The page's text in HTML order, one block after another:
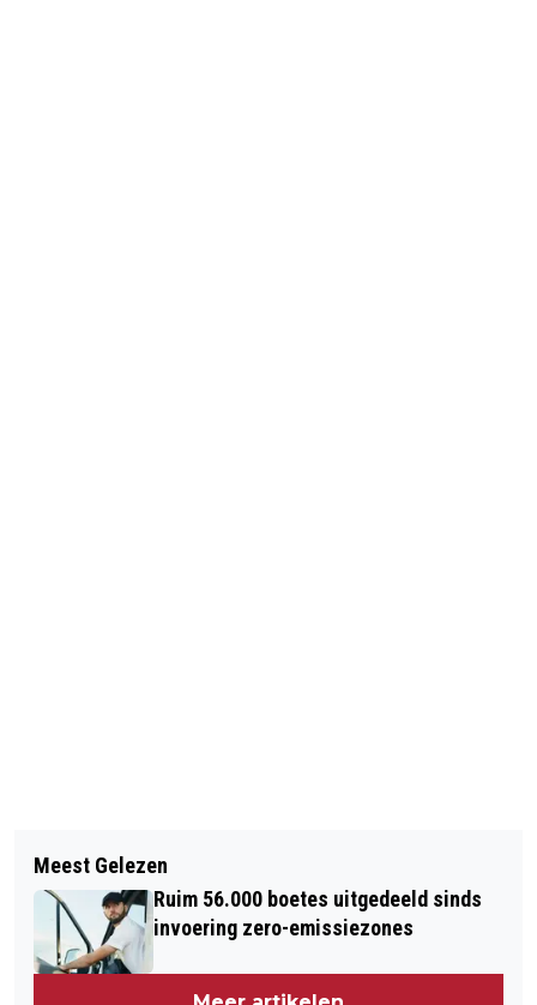
'OPIUMWET SCHIET TEKORT BIJ
AANPAK DRUGSLABS'
SCHIETENDE AGENT FERGUSON GAAT
VRIJUIT
Meest Gelezen
Ruim 56.000 boetes uitgedeeld sinds
invoering zero-emissiezones